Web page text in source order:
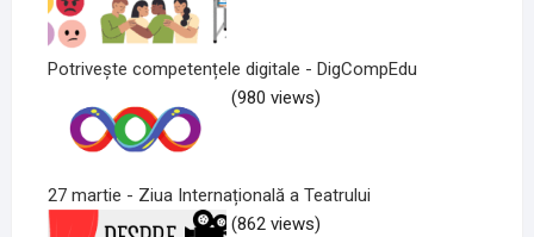
Potrivește competențele digitale - DigCompEdu
(980 views)
27 martie - Ziua Internațională a Teatrului
(862 views)